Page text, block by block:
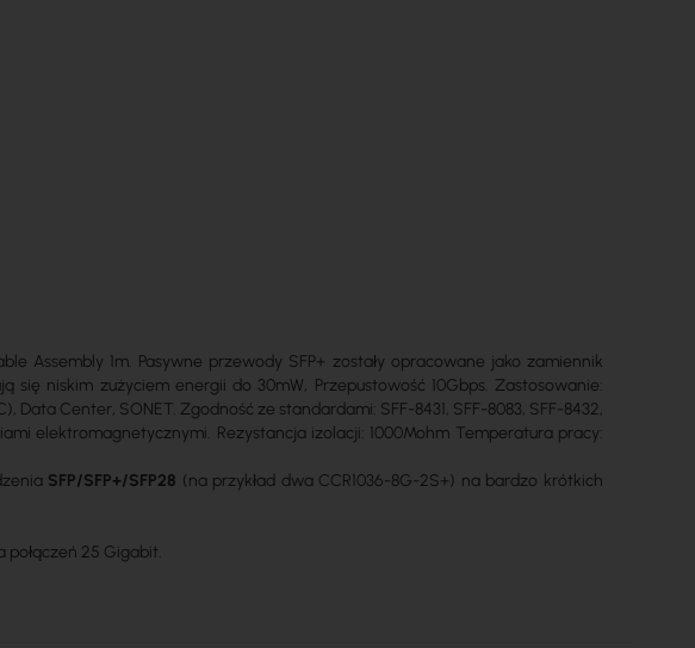
Assembly 1m. Pasywne przewody SFP+ zostały opracowane jako zamiennik
się niskim zużyciem energii do 30mW, Przepustowość 10Gbps. Zastosowanie:
Data Center, SONET. Zgodność ze standardami: SFF-8431, SFF-8083, SFF-8432,
elektromagnetycznymi. Rezystancja izolacji: 1000Mohm Temperatura pracy:
SFP/SFP+/SFP28 (na przykład dwa CCR1036-8G-2S+) na bardzo krótkich
połączeń 25 Gigabit.